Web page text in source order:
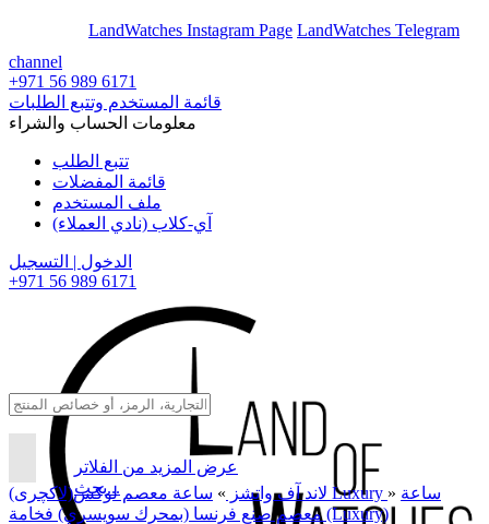
LandWatches Instagram Page LandWatches Telegram
channel
+971 56 989 6171
قائمة المستخدم وتتبع الطلبات
معلومات الحساب والشراء
تتبع الطلب
قائمة المفضلات
ملف المستخدم
آي-كلاب (نادي العملاء)
الدخول | التسجيل
+971 56 989 6171
عرض المزيد من الفلاتر
بحث...
لاند آف واتشز » ساعة معصم لوکس(لاکچری) Luxury » ساعة
معصم صنع فرنسا (بمحرك سويسري) فخامة (Luxury)